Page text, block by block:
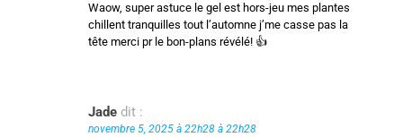
Waow, super astuce le gel est hors-jeu mes plantes
chillent tranquilles tout l’automne j’me casse pas la
tête merci pr le bon-plans révélé! 👍
Jade dit :
novembre 5, 2025 à 22h28 à 22h28